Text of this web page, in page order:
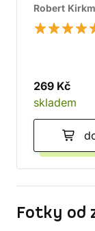
Robert
269 Kč
skladem
Fotky od